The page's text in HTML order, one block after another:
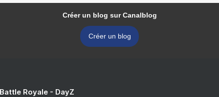
Créer un blog sur Canalblog
Créer un blog
Royale - DayZ